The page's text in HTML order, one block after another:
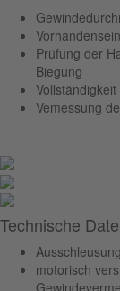
Prüfung der
Biegung
Vemessung
Technische
motorisch